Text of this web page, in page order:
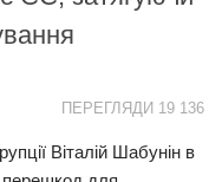
ПЕРЕГЛЯДИ 19 136
Віталій Шабунін в